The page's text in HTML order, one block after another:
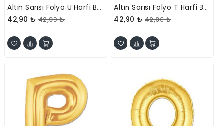
Altın Sarısı Folyo U Harfi Balon 1 Metre
42,90 ₺ 42,90 ₺
Altın Sarısı Folyo T Harfi Balon 1 Metre
42,90 ₺ 42,90 ₺